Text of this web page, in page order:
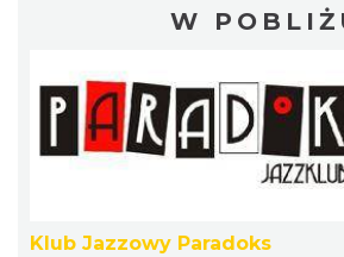
W
Klub Jazzowy Paradoks